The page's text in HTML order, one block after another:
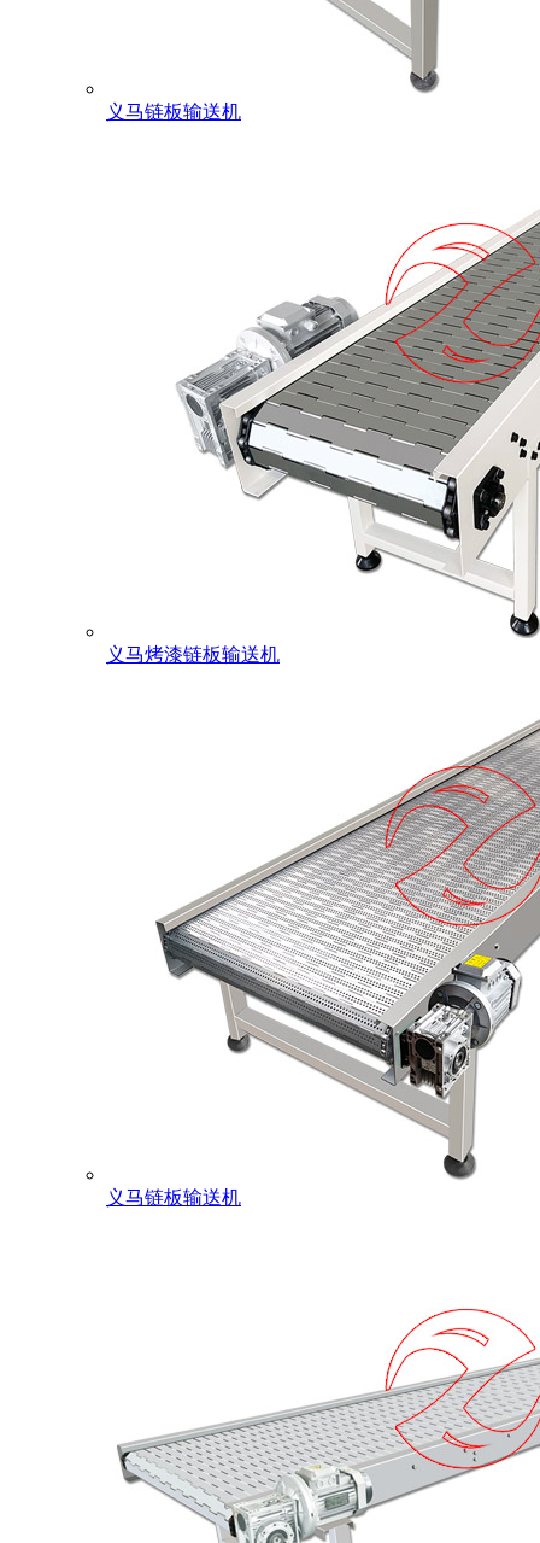
义马链板输送机
义马烤漆链板输送机
义马链板输送机